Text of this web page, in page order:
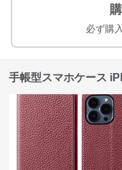
必ず購
手帳型スマホケース